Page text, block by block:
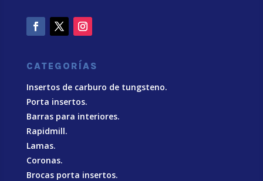
CATEGORÍAS
Insertos de carburo de tungsteno.
Porta insertos.
Barras para interiores.
Rapidmill.
Lamas.
Coronas.
Brocas porta insertos.